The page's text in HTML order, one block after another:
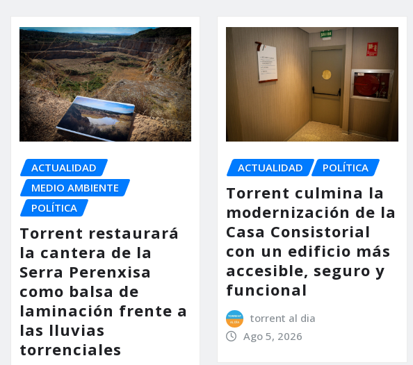
ACTUALIDAD
MEDIO AMBIENTE
POLÍTICA
Torrent restaurará
la cantera de la
Serra Perenxisa
como balsa de
laminación frente a
las lluvias
torrenciales
ACTUALIDAD POLÍTICA
Torrent culmina la
modernización de la
Casa Consistorial
con un edificio más
accesible, seguro y
funcional
torrent al dia
Ago 5, 2026